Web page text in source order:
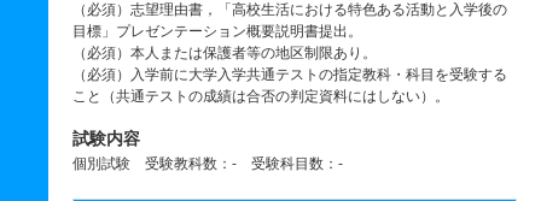
（必須）志望理由書，「高校生活における特色ある活動と入学後の
目標」プレゼンテーション概要説明書提出。
（必須）本人または保護者等の地区制限あり。
（必須）入学前に大学入学共通テストの指定教科・科目を受験する
こと（共通テストの成績は合否の判定資料にはしない）。
試験内容
個別試験 受験教科数：- 受験科目数：-